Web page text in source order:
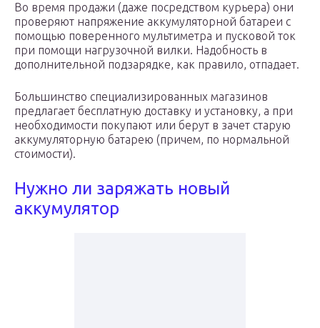
Во время продажи (даже посредством курьера) они
проверяют напряжение аккумуляторной батареи с
помощью поверенного мультиметра и пусковой ток
при помощи нагрузочной вилки. Надобность в
дополнительной подзарядке, как правило, отпадает.
Большинство специализированных магазинов
предлагает бесплатную доставку и установку, а при
необходимости покупают или берут в зачет старую
аккумуляторную батарею (причем, по нормальной
стоимости).
Нужно ли заряжать новый
аккумулятор